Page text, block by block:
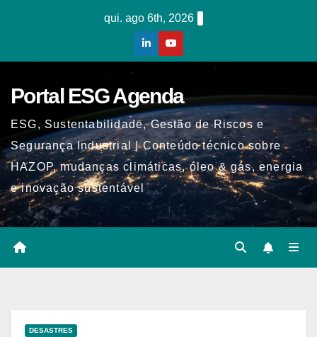
qui. ago 6th, 2026
Portal ESG Agenda
ESG, Sustentabilidade, Gestão de Riscos e
Segurança Industrial | Conteúdo técnico sobre
HAZOP, mudanças climáticas, óleo & gás, energia
e inovação sustentável
DESASTRES